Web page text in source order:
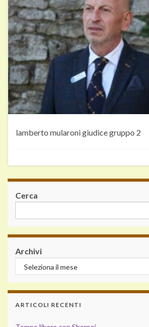
lamberto mularoni giudice gruppo 2
Cerca
Archivi
ARTICOLI RECENTI